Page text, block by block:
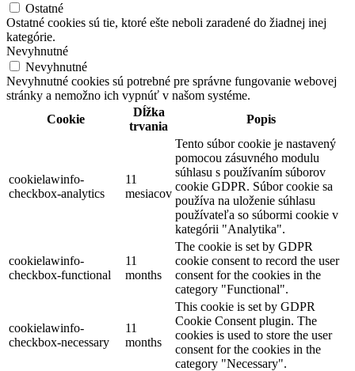
Ostatné
Ostatné cookies sú tie, ktoré ešte neboli zaradené do žiadnej inej
kategórie.
Nevyhnutné
Nevyhnutné
Nevyhnutné cookies sú potrebné pre správne fungovanie webovej
stránky a nemožno ich vypnúť v našom systéme.
Cookie
Dĺžka
trvania
Popis
cookielawinfo-
checkbox-analytics
11
mesiacov
Tento súbor cookie je nastavený
pomocou zásuvného modulu
súhlasu s používaním súborov
cookie GDPR. Súbor cookie sa
používa na uloženie súhlasu
používateľa so súbormi cookie v
kategórii "Analytika".
cookielawinfo-
checkbox-functional
11
months
The cookie is set by GDPR
cookie consent to record the user
consent for the cookies in the
category "Functional".
cookielawinfo-
checkbox-necessary
11
months
This cookie is set by GDPR
Cookie Consent plugin. The
cookies is used to store the user
consent for the cookies in the
category "Necessary".